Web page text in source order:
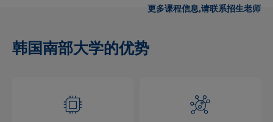
更多课程信息,请联系招生老师
韩国南部大学的优势